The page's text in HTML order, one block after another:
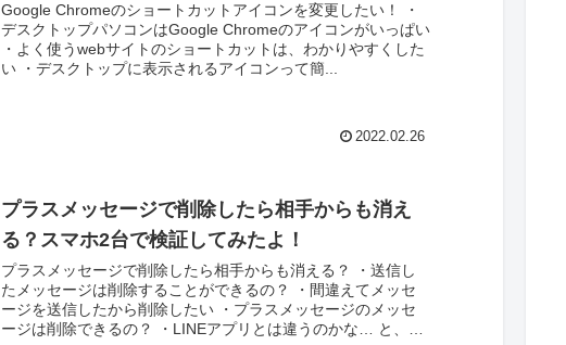
Google Chromeのショートカットアイコンを変更したい！ ・
デスクトップパソコンはGoogle Chromeのアイコンがいっぱい
・よく使うwebサイトのショートカットは、わかりやすくした
い ・デスクトップに表示されるアイコンって簡...
2022.02.26
プラスメッセージで削除したら相手からも消え
る？スマホ2台で検証してみたよ！
プラスメッセージで削除したら相手からも消える？ ・送信し
たメッセージは削除することができるの？ ・間違えてメッセ
ージを送信したから削除したい ・プラスメッセージのメッセ
ージは削除できるの？ ・LINEアプリとは違うのかな… と、お